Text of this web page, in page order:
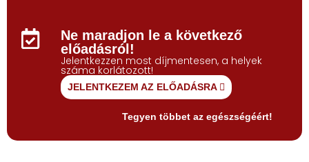
Tegyen többet az egészségéért!
Ne maradjon le a következő
előadásról!
Jelentkezzen most díjmentesen, a helyek
száma korlátozott!
JELENTKEZEM AZ ELŐADÁSRA